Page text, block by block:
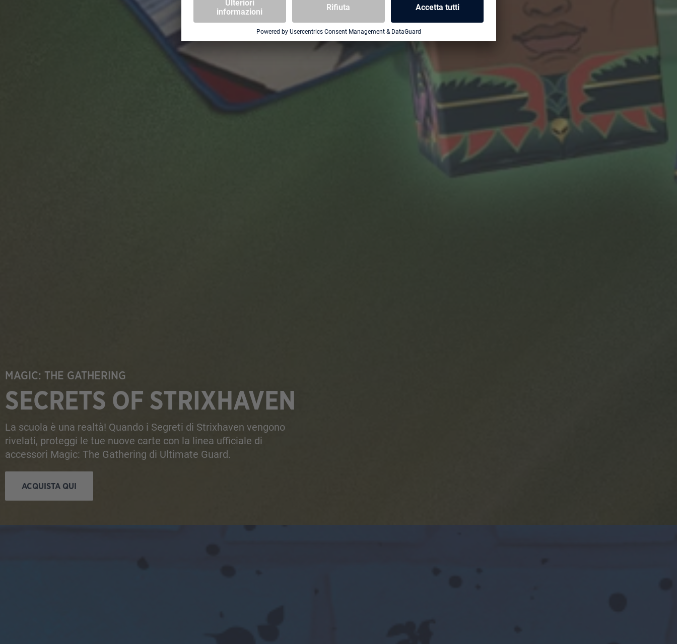
MAGIC: THE GATHERING
SECRETS OF STRIXHAVEN
La scuola è una realtà! Quando i Segreti di Strixhaven vengono
rivelati, proteggi le tue nuove carte con la linea ufficiale di
accessori Magic: The Gathering di Ultimate Guard.
ACQUISTA QUI